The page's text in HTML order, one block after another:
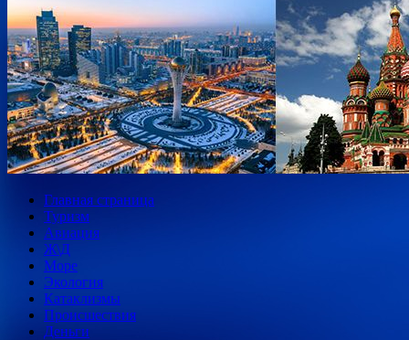
Главная страница
Туризм
Авиация
Ж\Д
Море
Экология
Катаклизмы
Происшествия
Деньги